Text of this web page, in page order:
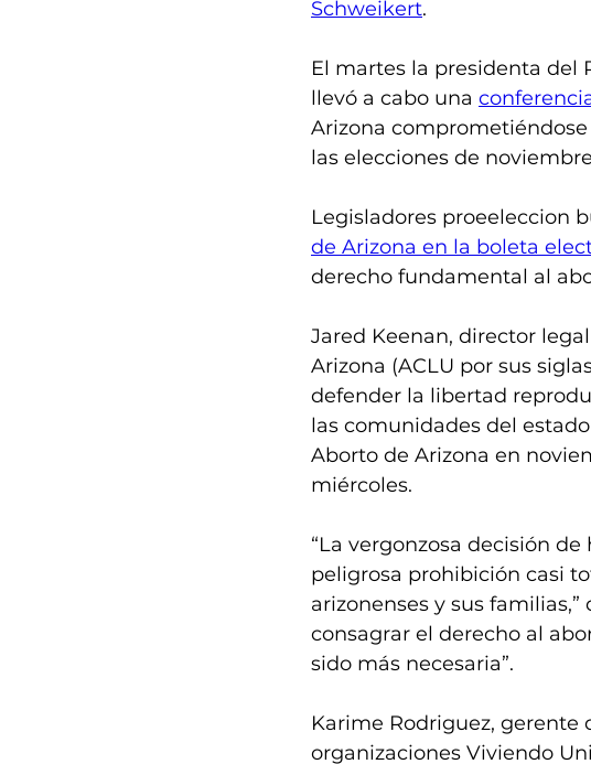
Schweikert.
El martes la presidenta del
llevó a cabo una
Arizona
las elecciones de
Legisladores proeeleccion
de Arizona en la boleta
derecho fundamental al
Jared Keenan, director
Arizona (ACLU por sus
defender la libertad
las comunidades del
Aborto de Arizona en
miércoles.
“La vergonzosa decisión
peligrosa prohibición casi
arizonenses y sus
consagrar el derecho al
sido más necesaria”.
Karime Rodriguez, gerente
organizaciones Viviendo